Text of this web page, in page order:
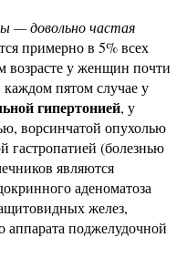
— довольно частая
примерно в 5% всех
возрасте у женщин почти
пятом случае у
гипертонией, у
ворсинчатой опухолью
гастропатией (болезнью
являются
аденоматоза
желез,
аппарата поджелудочной